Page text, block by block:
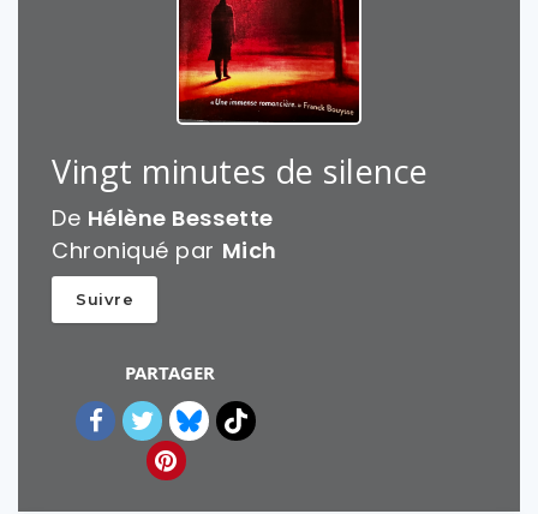
Vingt minutes de silence
De Hélène Bessette
Chroniqué par Mich
Suivre
PARTAGER